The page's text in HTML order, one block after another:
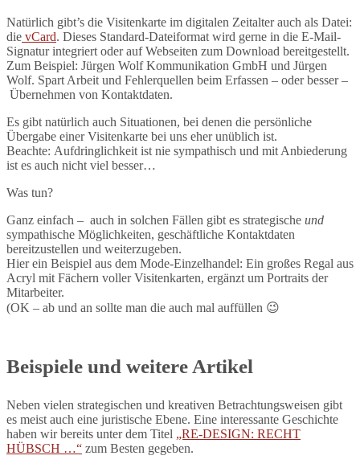
Natürlich gibt’s die Visitenkarte im digitalen Zeitalter auch als Datei:
die vCard. Dieses Standard-Dateiformat wird gerne in die E-Mail-
Signatur integriert oder auf Webseiten zum Download bereitgestellt.
Zum Beispiel: Jürgen Wolf Kommunikation GmbH und Jürgen
Wolf. Spart Arbeit und Fehlerquellen beim Erfassen – oder besser –
Übernehmen von Kontaktdaten.
Es gibt natürlich auch Situationen, bei denen die persönliche
Übergabe einer Visitenkarte bei uns eher unüblich ist.
Beachte: Aufdringlichkeit ist nie sympathisch und mit Anbiederung
ist es auch nicht viel besser…
Was tun?
Ganz einfach – auch in solchen Fällen gibt es strategische und
sympathische Möglichkeiten, geschäftliche Kontaktdaten
bereitzustellen und weiterzugeben.
Hier ein Beispiel aus dem Mode-Einzelhandel: Ein großes Regal aus
Acryl mit Fächern voller Visitenkarten, ergänzt um Portraits der
Mitarbeiter.
(OK – ab und an sollte man die auch mal auffüllen 😉
Beispiele und weitere Artikel
Neben vielen strategischen und kreativen Betrachtungsweisen gibt
es meist auch eine juristische Ebene. Eine interessante Geschichte
haben wir bereits unter dem Titel „RE-DESIGN: RECHT
HÜBSCH …“ zum Besten gegeben.